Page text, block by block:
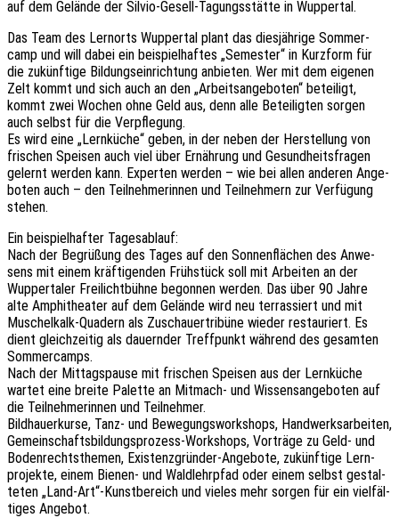
auf dem Gelän­de der Silvio-Gesell-Tagungs­stät­te in Wuppertal.
Das Team des Lern­orts Wupper­tal plant das dies­jäh­ri­ge Sommer­
camp und will dabei ein beispiel­haf­tes „Semes­ter“ in Kurz­form für
die zukünf­ti­ge Bildungs­ein­rich­tung anbie­ten. Wer mit dem eige­nen
Zelt kommt und sich auch an den „Arbeits­an­ge­bo­ten“ betei­ligt,
kommt zwei Wochen ohne Geld aus, denn alle Betei­lig­ten sorgen
auch selbst für die Verpflegung.
Es wird eine „Lern­kü­che“ geben, in der neben der Herstel­lung von
frischen Spei­sen auch viel über Ernäh­rung und Gesund­heits­fra­gen
gelernt werden kann. Exper­ten werden – wie bei allen ande­ren Ange­
bo­ten auch – den Teil­neh­me­rin­nen und Teil­neh­mern zur Verfü­gung
stehen.
Ein beispiel­haf­ter Tagesablauf:
Nach der Begrü­ßung des Tages auf den Sonnen­flä­chen des Anwe­
sens mit einem kräf­ti­gen­den Früh­stück soll mit Arbei­ten an der
Wupper­ta­ler Frei­licht­büh­ne begon­nen werden. Das über 90 Jahre
alte Amphi­thea­ter auf dem Gelän­de wird neu terras­siert und mit
Muschel­kalk-Quadern als Zuschau­er­tri­bü­ne wieder restau­riert. Es
dient gleich­zei­tig als dauern­der Treff­punkt während des gesam­ten
Sommercamps.
Nach der Mittags­pau­se mit frischen Spei­sen aus der Lern­kü­che
wartet eine breite Palet­te an Mitmach- und Wissens­an­ge­bo­ten auf
die Teil­neh­me­rin­nen und Teilnehmer.
Bild­hau­er­kur­se, Tanz- und Bewe­gungs­work­shops, Hand­werks­ar­bei­ten,
Gemein­schafts­bil­dungs­pro­zess-Work­shops, Vorträ­ge zu Geld- und
Boden­rechts­the­men, Exis­tenz­grün­der-Ange­bo­te, zukünf­ti­ge Lern­
pro­jek­te, einem Bienen- und Wald­lehr­pfad oder einem selbst gestal­
te­ten „Land-Art“-Kunstbereich und vieles mehr sorgen für ein viel­fäl­
ti­ges Angebot.